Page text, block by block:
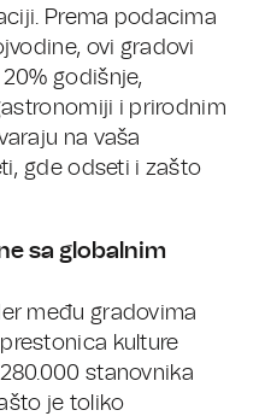
Prema podacima
ovi gradovi
godišnje,
i prirodnim
na vaša
gde odseti i zašto
sa globalnim
među gradovima
kulture
stanovnika
je toliko